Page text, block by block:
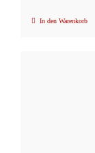
In den Warenkorb